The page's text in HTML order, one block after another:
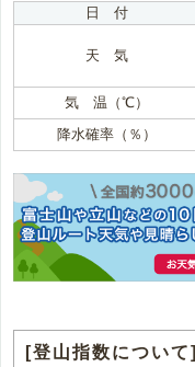
日 付
天 気
気 温（℃）
降水確率（％）
[登山指数について]